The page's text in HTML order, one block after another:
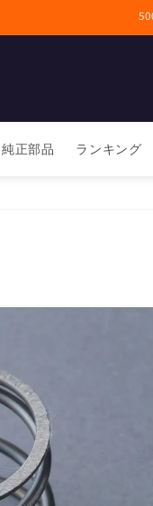
純正部品 ランキング